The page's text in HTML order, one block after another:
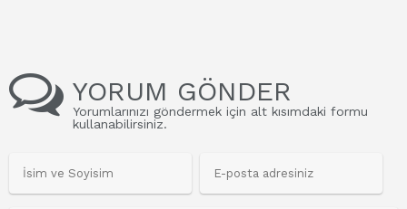
YORUM GÖNDER
Yorumlarınızı göndermek için alt kısımdaki formu
kullanabilirsiniz.